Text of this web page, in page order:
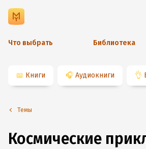
Что выбрать Библиотека
📖 Книги 🎧 Аудиокниги 👌
Темы
Космические